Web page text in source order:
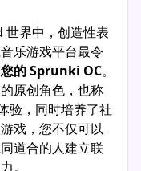
界中，创造性表
乐游戏平台最令
的 Sprunki OC。
原创角色，也称
验，同时培养了社
戏，您不仅可以
道合的人建立联
。